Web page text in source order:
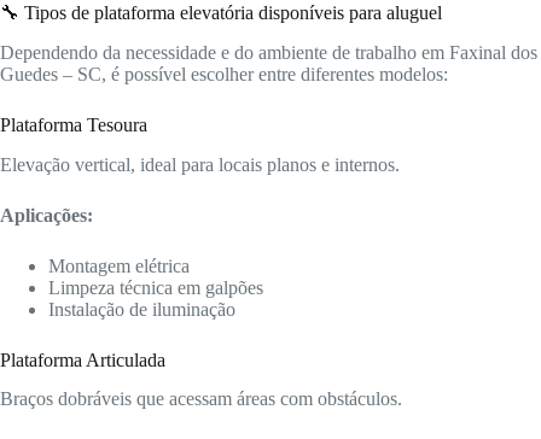
🔧 Tipos de plataforma elevatória disponíveis para aluguel
Dependendo da necessidade e do ambiente de trabalho em Faxinal dos
Guedes – SC, é possível escolher entre diferentes modelos:
Plataforma Tesoura
Elevação vertical, ideal para locais planos e internos.
Aplicações:
Montagem elétrica
Limpeza técnica em galpões
Instalação de iluminação
Plataforma Articulada
Braços dobráveis que acessam áreas com obstáculos.